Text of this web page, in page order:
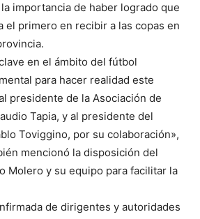
importancia de haber logrado que
el primero en recibir a las copas en
en el ámbito del fútbol
para hacer realidad este
presidente de la Asociación de
Tapia, y al presidente del
Toviggino, por su colaboración»,
mencionó la disposición del
Molero y su equipo para facilitar la
de dirigentes y autoridades